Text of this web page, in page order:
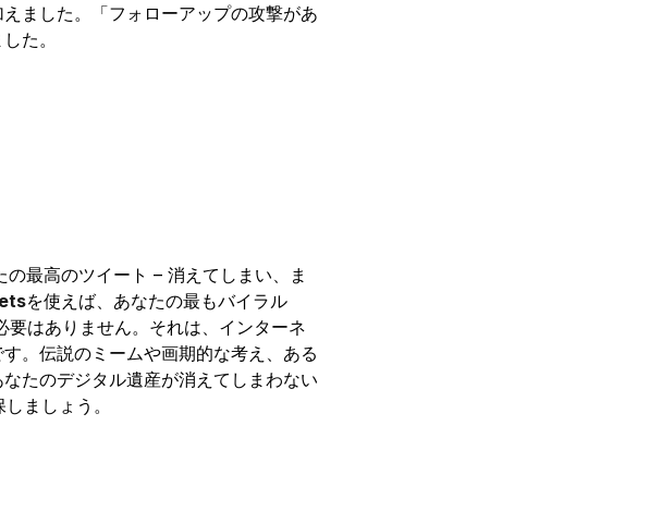
ました。「フォローアップの攻撃があ
た。
最高のツイート – 消えてしまい、ま
を使えば、あなたの最もバイラル
はありません。それは、インターネ
。伝説のミームや画期的な考え、ある
たのデジタル遺産が消えてしまわない
ましょう。